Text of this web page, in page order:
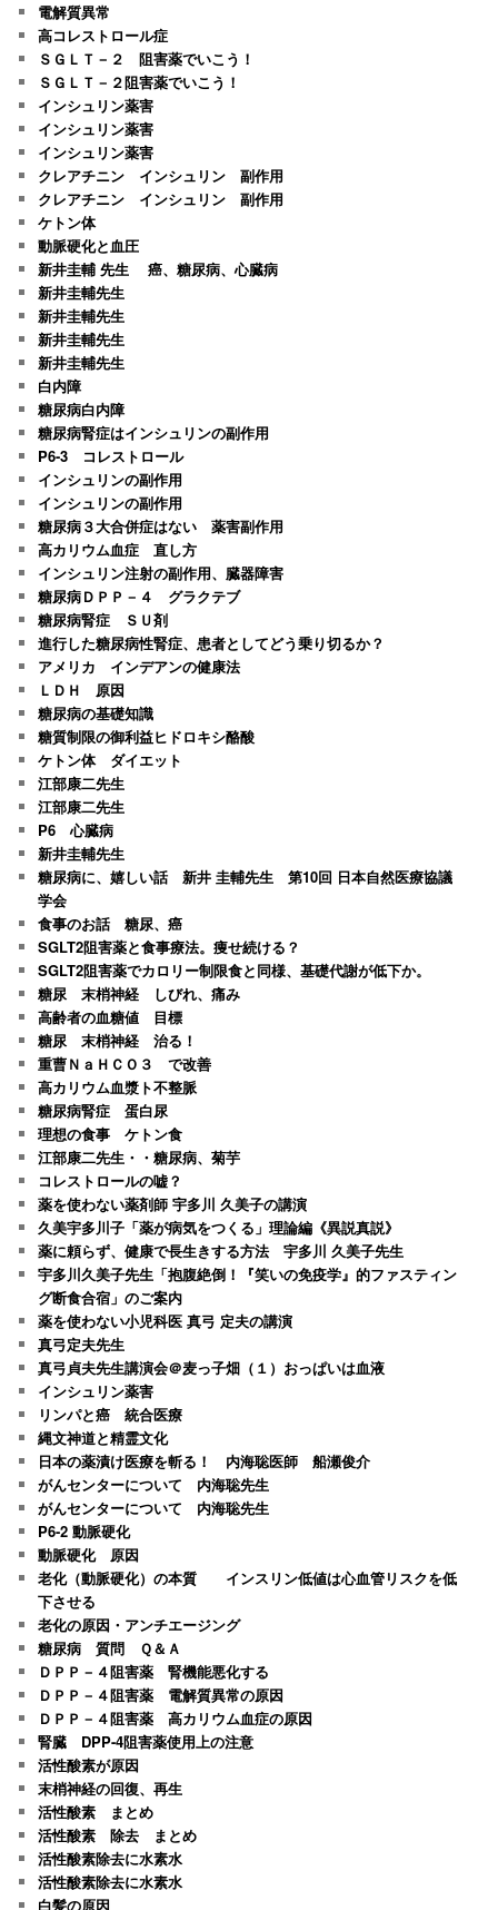
電解質異常
高コレストロール症
ＳＧＬＴ－２ 阻害薬でいこう！
ＳＧＬＴ－２阻害薬でいこう！
インシュリン薬害
インシュリン薬害
インシュリン薬害
クレアチニン インシュリン 副作用
クレアチニン インシュリン 副作用
ケトン体
動脈硬化と血圧
新井圭輔 先生 癌、糖尿病、心臓病
新井圭輔先生
新井圭輔先生
新井圭輔先生
新井圭輔先生
白内障
糖尿病白内障
糖尿病腎症はインシュリンの副作用
P6-3 コレストロール
インシュリンの副作用
インシュリンの副作用
糖尿病３大合併症はない 薬害副作用
高カリウム血症 直し方
インシュリン注射の副作用、臓器障害
糖尿病ＤＰＰ－４ グラクテブ
糖尿病腎症 ＳＵ剤
進行した糖尿病性腎症、患者としてどう乗り切るか？
アメリカ インデアンの健康法
ＬＤＨ 原因
糖尿病の基礎知識
糖質制限の御利益ヒドロキシ酪酸
ケトン体 ダイエット
江部康二先生
江部康二先生
P6 心臓病
新井圭輔先生
糖尿病に、嬉しい話 新井 圭輔先生 第10回 日本自然医療協議
学会
食事のお話 糖尿、癌
SGLT2阻害薬と食事療法。痩せ続ける？
SGLT2阻害薬でカロリー制限食と同様、基礎代謝が低下か。
糖尿 末梢神経 しびれ、痛み
高齢者の血糖値 目標
糖尿 末梢神経 治る！
重曹ＮａＨＣＯ３ で改善
高カリウム血漿ト不整脈
糖尿病腎症 蛋白尿
理想の食事 ケトン食
江部康二先生・・糖尿病、菊芋
コレストロールの嘘？
薬を使わない薬剤師 宇多川 久美子の講演
久美宇多川子「薬が病気をつくる」理論編《異説真説》
薬に頼らず、健康で長生きする方法 宇多川 久美子先生
宇多川久美子先生「抱腹絶倒！『笑いの免疫学』的ファスティン
グ断食合宿」のご案内
薬を使わない小児科医 真弓 定夫の講演
真弓定夫先生
真弓貞夫先生講演会＠麦っ子畑（１）おっぱいは血液
インシュリン薬害
リンパと癌 統合医療
縄文神道と精霊文化
日本の薬漬け医療を斬る！ 内海聡医師 船瀬俊介
がんセンターについて 内海聡先生
がんセンターについて 内海聡先生
P6-2 動脈硬化
動脈硬化 原因
老化（動脈硬化）の本質 インスリン低値は心血管リスクを低
下させる
老化の原因・アンチエージング
糖尿病 質問 Ｑ＆Ａ
ＤＰＰ－４阻害薬 腎機能悪化する
ＤＰＰ－４阻害薬 電解質異常の原因
ＤＰＰ－４阻害薬 高カリウム血症の原因
腎臓 DPP-4阻害薬使用上の注意
活性酸素が原因
末梢神経の回復、再生
活性酸素 まとめ
活性酸素 除去 まとめ
活性酸素除去に水素水
活性酸素除去に水素水
白髪の原因